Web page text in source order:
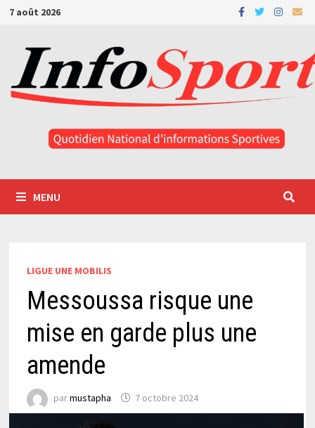
Passer
contenu
7 août 2026
MENU
LIGUE UNE MOBILIS
Messoussa risque une
mise en garde plus une
amende
parmustapha 7 octobre 2024